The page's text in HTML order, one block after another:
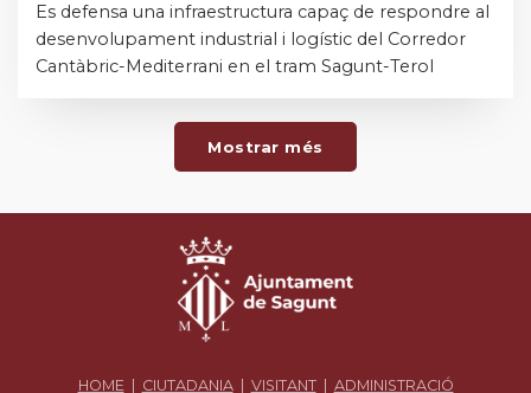
Es defensa una infraestructura capaç de respondre al
desenvolupament industrial i logístic del Corredor
Cantàbric-Mediterrani en el tram Sagunt-Terol
Mostrar més
HOME | CIUTADANIA| VISITANT| ADMINISTRACIÓ